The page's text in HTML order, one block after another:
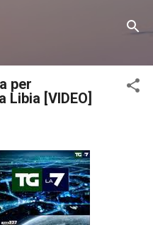
principali
per
[VIDEO]